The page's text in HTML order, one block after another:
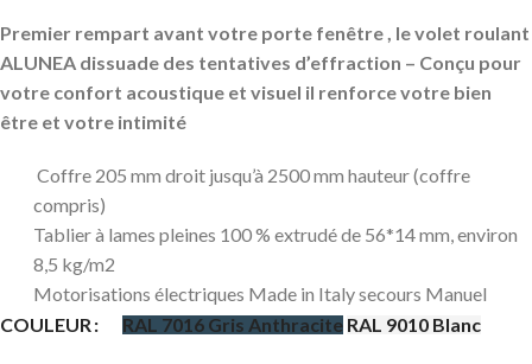
Premier rempart avant votre porte fenêtre , le volet roulant
ALUNEA dissuade des tentatives d’effraction – Conçu pour
votre confort acoustique et visuel il renforce votre bien
être et votre intimité
Coffre 205 mm droit jusqu’à 2500 mm hauteur (coffre
compris)
Tablier à lames pleines 100 % extrudé de 56*14 mm, environ
8,5 kg/m2
Motorisations électriques Made in Italy secours Manuel
COULEUR
RAL 7016 Gris Anthracite RAL 9010 Blanc